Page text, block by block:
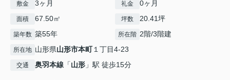
敷金 3ヶ月 礼金 0ヶ月
面積 67.50㎡ 坪数 20.41坪
築年数 築55年 所在階 2階/3階建
所在地 山形県山形市本町１丁目4-23
交通 奥羽本線 「山形 」駅 徒歩15分